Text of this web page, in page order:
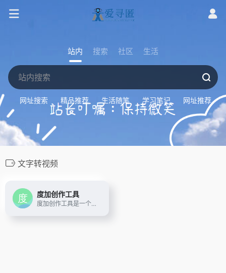
站内 搜索 社区 生活
网址搜索 精品推荐 生活随笔 学习笔记 网址推荐
文字转视频
度加创作工具
度加创作工具是一个百度出品的、人人可用的AIGC创作平台。度加致力于通过AI能力降低内容生成门槛，提升创作效率，一站式聚合百度AIGC能力，引领跨时代的内容生产方式。度加的主要功能包括AI成片（图文成片/文字成片）、AI数字人等。自2022年3月百家号开放内测以来，一年时间共计超过45万+百度创作者使用AIGC技术能力，创作700万篇+作品，百度累计分发量超过200亿+。